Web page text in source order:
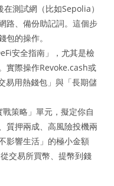
測試網（比如Sepolia）
路、備份助記詞。這個步
的操作。
安全指南」，尤其是檢
實際操作Revoke.cash或
易用熱錢包」與「長期儲
策略」單元，擬定你自
質押兩成、高風險投機兩
影響生活」的極小金額
交易所買幣、提幣到錢